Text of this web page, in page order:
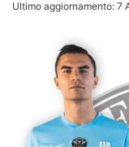
Ultimo aggiornamento: 7